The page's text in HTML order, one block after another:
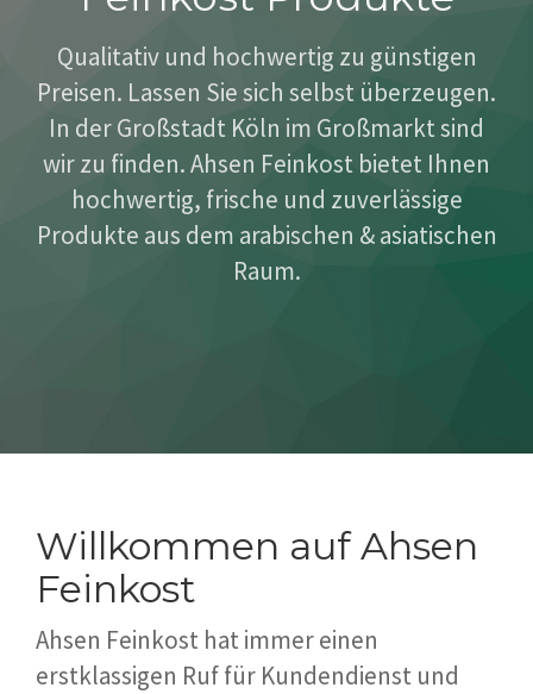
Qualitativ und hochwertig zu günstigen
Preisen. Lassen Sie sich selbst überzeugen.
In der Großstadt Köln im Großmarkt sind
wir zu finden. Ahsen Feinkost bietet Ihnen
hochwertig, frische und zuverlässige
Produkte aus dem arabischen & asiatischen
Raum.
Willkommen auf Ahsen
Feinkost
Ahsen Feinkost hat immer einen
erstklassigen Ruf für Kundendienst und